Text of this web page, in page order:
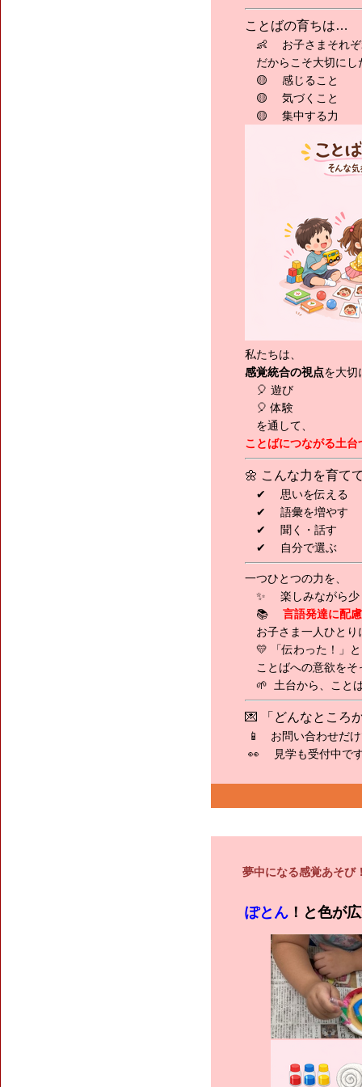
ことばの育ちは…
👶 お子さまそれぞ
だからこそ大切に
🟡 感じること
🟡 気づくこと
🟡 集中する力
私たちは、
感覚統合の視点を大切
🎈 遊び
🎈 体験
を通して、
ことばにつながる土台
🌼 こんな力を育て
✔ 思いを伝える
✔ 語彙を増やす
✔ 聞く・話す
✔ 自分で選ぶ
一つひとつの力を、
✨ 楽しみながら少
📚
言語発達に配
お子さま一人ひとり
💛 「伝わった！」
ことばへの意欲をそ
🌱 土台から、こと
💌 「どんなところ
📱 お問い合わせだ
👀 見学も受付中
夢中になる感覚あそび
ぽとん ！と色が